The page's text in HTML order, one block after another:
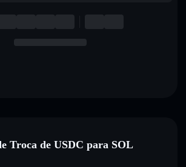
Troca de USDC para SOL